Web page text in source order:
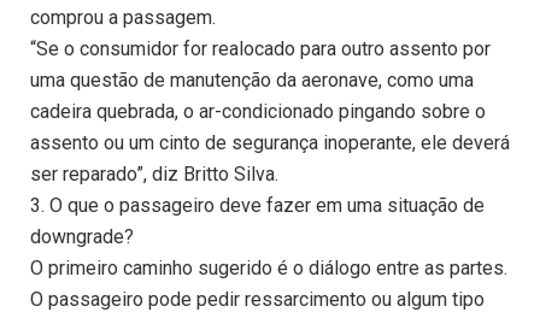
comprou a passagem.
“Se o consumidor for realocado para outro assento por
uma questão de manutenção da aeronave, como uma
cadeira quebrada, o ar-condicionado pingando sobre o
assento ou um cinto de segurança inoperante, ele deverá
ser reparado”, diz Britto Silva.
3. O que o passageiro deve fazer em uma situação de
downgrade?
O primeiro caminho sugerido é o diálogo entre as partes.
O passageiro pode pedir ressarcimento ou algum tipo